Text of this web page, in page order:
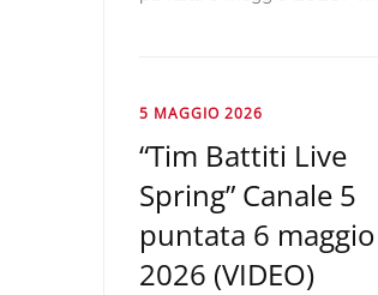
5 MAGGIO 2026
“Tim Battiti Live
Spring” Canale 5
puntata 6 maggio
2026 (VIDEO)